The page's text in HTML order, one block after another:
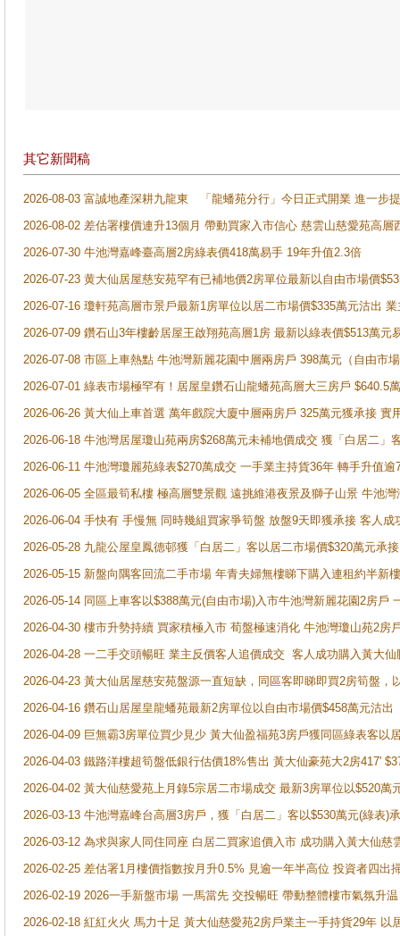
其它新聞稿
2026-08-03 富誠地產深耕九龍東 「龍蟠苑分行」今日正式開業 進一步
2026-08-02 差估署樓價連升13個月 帶動買家入市信心 慈雲山慈愛苑高層
2026-07-30 牛池灣嘉峰臺高層2房綠表價418萬易手 19年升值2.3倍
2026-07-23 黄大仙居屋慈安苑罕有已補地價2房單位最新以自由市場價
2026-07-16 瓊軒苑高層市景戶最新1房單位以居二市場價$335萬元沽出
2026-07-09 鑽石山3年樓齡居屋王啟翔苑高層1房 最新以綠表價$513萬元
2026-07-08 市區上車熱點 牛池灣新麗花園中層兩房戶 398萬元（自由市
2026-07-01 綠表市場極罕有！居屋皇鑽石山龍蟠苑高層大三房戶
2026-06-26 黃大仙上車首選 萬年戲院大廈中層兩房戶 325萬元獲承接 實
2026-06-18 牛池灣居屋瓊山苑兩房$268萬元未補地價成交 獲「白居二」
2026-06-11 牛池灣瓊麗苑綠表$270萬成交 一手業主持貨36年 轉手升值逾
2026-06-05 全區最筍私樓 極高層雙景觀 遠挑維港夜景及獅子山景 牛池
2026-06-04 手快有 手慢無 同時幾組買家爭筍盤 放盤9天即獲承接 客人
2026-05-28 九龍公屋皇鳳德邨獲「白居二」客以居二市場價$320萬元承接
2026-05-15 新盤向隅客回流二手市場 年青夫婦無樓睇下購入連租約半新
2026-05-14 同區上車客以$388萬元(自由市場)入市牛池灣新麗花園2房戶
2026-04-30 樓市升勢持續 買家積極入市 荀盤極速消化 牛池灣瓊山苑2房
2026-04-28 一二手交頭暢旺 業主反價客人追價成交 客人成功購入黃大
2026-04-23 黃大仙居屋慈安苑盤源一直短缺，同區客即睇即買2房筍盤，
2026-04-16 鑽石山居屋皇龍蟠苑最新2房單位以自由市場價$458萬元沽出
2026-04-09 巨無霸3房單位買少見少 黃大仙盈福苑3房戶獲同區綠表客以
2026-04-03 鐵路洋樓超筍盤低銀行估價18%售出 黃大仙豪苑大2房417'
2026-04-02 黃大仙慈愛苑上月錄5宗居二市場成交 最新3房單位以$520萬
2026-03-13 牛池灣嘉峰台高層3房戶，獲「白居二」客以$530萬元(綠表)
2026-03-12 為求與家人同住同座 白居二買家追價入市 成功購入黃大仙
2026-02-25 差估署1月樓價指數按月升0.5% 見逾一年半高位 投資者四
2026-02-19 2026一手新盤市場 一馬當先 交投暢旺 帶動整體樓市氣氛升
2026-02-18 紅紅火火 馬力十足 黃大仙慈愛苑2房戶業主一手持貨29年 以